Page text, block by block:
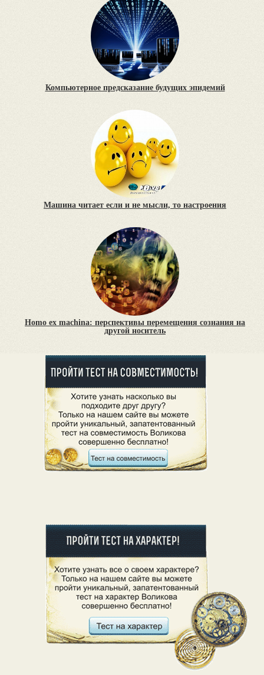
Компьютерное предсказание будущих эпидемий
Машина читает если и не мысли, то настроения
Homo ex machina: перспективы перемещения сознания на
другой носитель